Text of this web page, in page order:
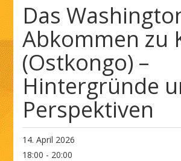
Das
Abkommen zu
(Ostkongo) –
Hintergründe
Perspektiven
14. April 2026
18:00 - 20:00